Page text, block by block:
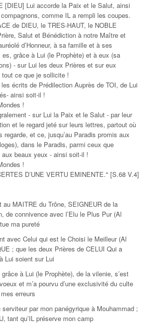
[DIEU] Lui accorde la Paix et le Salut, ainsi
comme IL a rempli les coupes.
de DIEU, le TRES-HAUT, le NOBLE
Salut et Bénédiction à notre Maître et
d’Honneur, à sa famille et à ses
grâce à Lui (le Prophète) et à eux (sa
- sur Lui les deux Prières et sur eux
tout ce que je sollicite !
écrits de Prédilection Auprès de TOI, de Lui
ainsi soit-il !
!
- sur Lui la Paix et le Salut - par leur
et le regard jeté sur leurs lettres, partout où
et ce, jusqu’au Paradis promis aux
dans le Paradis, parmi ceux que
beaux yeux - ainsi soit-il !
!
D’UNE VERTU EMINENTE." [S.68 V.4]
MAITRE du Trône, SEIGNEUR de la
de connivence avec l’Elu le Plus Pur (Al
ma pureté
avec Celui qui est le Choisi le Meilleur (Al
; que les deux Prières de CELUI Qui a
Lui soient sur Lui
à Lui (le Prophète), de la vilenie, s’est
et m’a pourvu d’une exclusivité du culte
erreurs
serviteur par mon panégyrique à Mouhammad ;
tant qu’IL préserve mon camp